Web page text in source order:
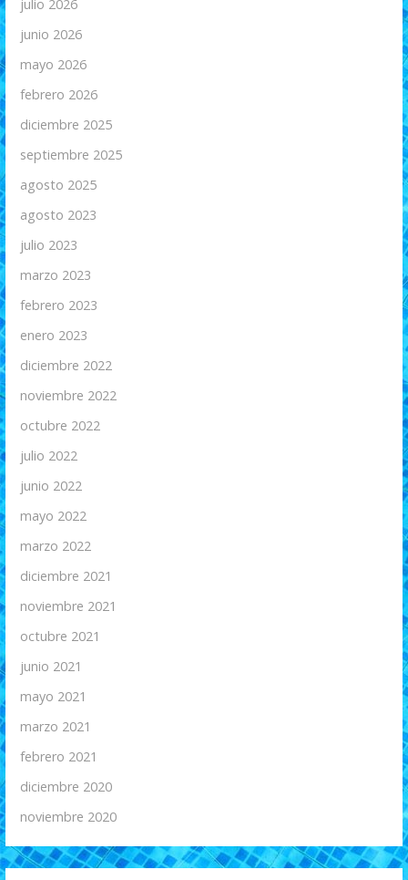
julio 2026
junio 2026
mayo 2026
febrero 2026
diciembre 2025
septiembre 2025
agosto 2025
agosto 2023
julio 2023
marzo 2023
febrero 2023
enero 2023
diciembre 2022
noviembre 2022
octubre 2022
julio 2022
junio 2022
mayo 2022
marzo 2022
diciembre 2021
noviembre 2021
octubre 2021
junio 2021
mayo 2021
marzo 2021
febrero 2021
diciembre 2020
noviembre 2020